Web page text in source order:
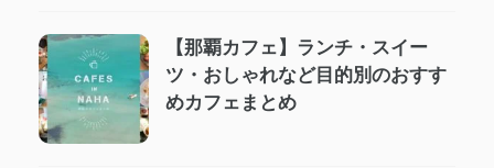
【那覇カフェ】ランチ・スイー
ツ・おしゃれなど目的別のおすす
めカフェまとめ